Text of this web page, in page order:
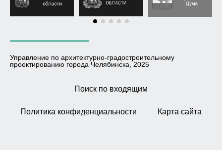
Управление по архитектурно-градостроительному
проектированию города Челябинска, 2025
Поиск по входящим
Политика конфиденциальности Карта сайта